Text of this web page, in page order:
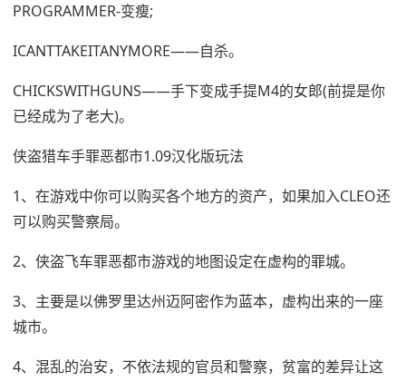
PROGRAMMER-变瘦;
ICANTTAKEITANYMORE——自杀。
CHICKSWITHGUNS——手下变成手提M4的女郎(前提是你
已经成为了老大)。
侠盗猎车手罪恶都市1.09汉化版玩法
1、在游戏中你可以购买各个地方的资产，如果加入CLEO还
可以购买警察局。
2、侠盗飞车罪恶都市游戏的地图设定在虚构的罪城。
3、主要是以佛罗里达州迈阿密作为蓝本，虚构出来的一座
城市。
4、混乱的治安，不依法规的官员和警察，贫富的差异让这